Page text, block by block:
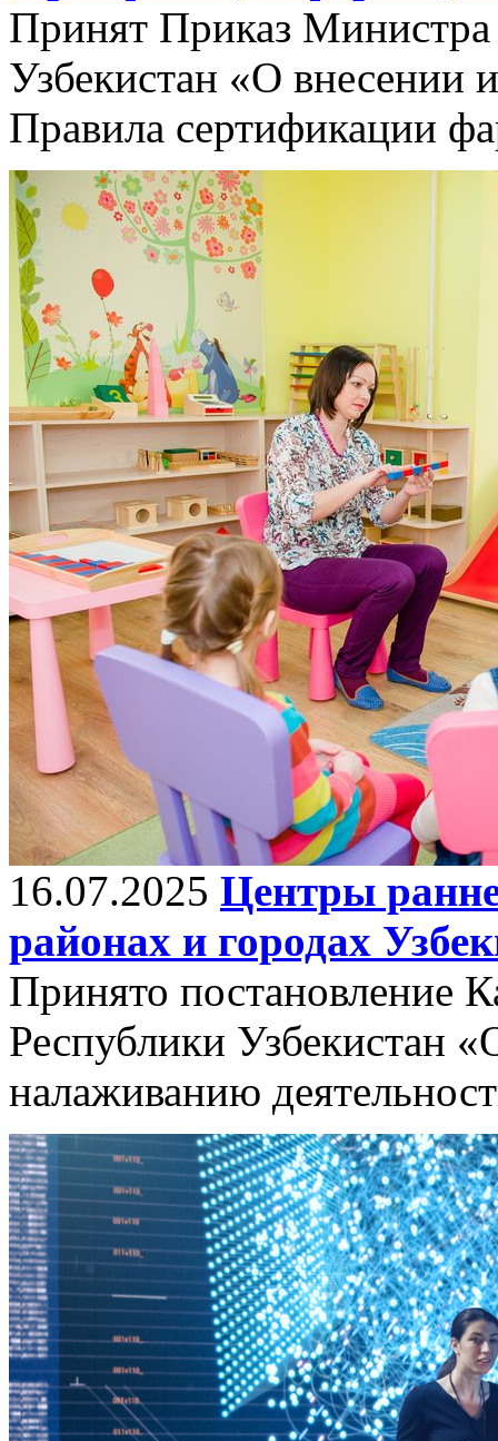
Принят Приказ Министра
Узбекистан «О внесении
Правила сертификации
16.07.2025 Центры
районах и городах
Принято постановление
Республики Узбекистан
налаживанию